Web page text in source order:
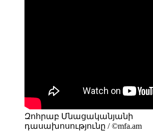
Զոհրաբ Մնացականյանի
դասախոսությունը / ©mfa.am